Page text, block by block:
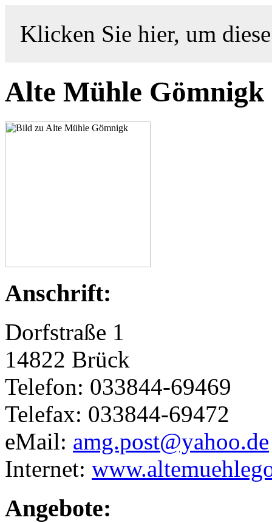
Klicken Sie hier, um
Alte Mühle Gömnigk
Anschrift:
Dorfstraße 1
14822 Brück
Telefon: 033844-69469
Telefax: 033844-69472
eMail: amg.post@yahoo.de
Internet:
Angebote: